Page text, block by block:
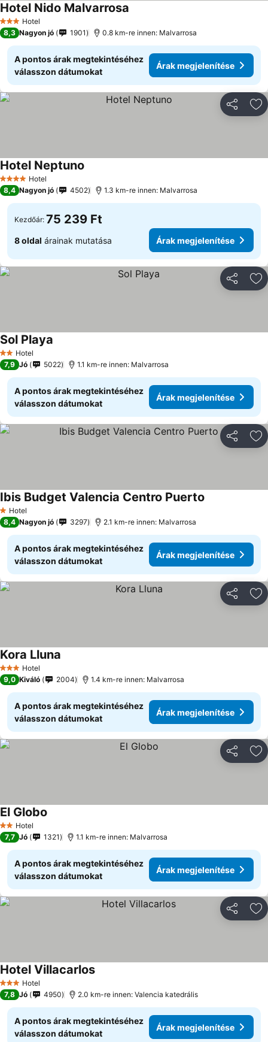
3 Kategória
Hotel
Hotel Nido Malvarrosa
8,3 Nagyon jó 1901 0.8 km-re innen: Malvarrosa
A pontos árak megtekintéséhez
válasszon dátumokat
Árak megjelenítése
4 KategóriaHotel
Hotel Neptuno
8,4 Nagyon jó 4502 1.3 km-re innen: Malvarrosa
Kezdőár: 75 239 Ft
8 oldal árainak mutatása Árak megjelenítése
2 Kategória
Hotel
Sol Playa
7,9 Jó 5022 1.1 km-re innen: Malvarrosa
A pontos árak megtekintéséhez
válasszon dátumokat
Árak megjelenítése
1 Kategória
Hotel
Ibis Budget Valencia Centro Puerto
8,4 Nagyon jó 3297 2.1 km-re innen: Malvarrosa
A pontos árak megtekintéséhez
válasszon dátumokat
Árak megjelenítése
3 Kategória
Hotel
Kora Lluna
9,0 Kiváló 2004 1.4 km-re innen: Malvarrosa
A pontos árak megtekintéséhez
válasszon dátumokat
Árak megjelenítése
2 Kategória
Hotel
El Globo
7,7 Jó 1321 1.1 km-re innen: Malvarrosa
A pontos árak megtekintéséhez
válasszon dátumokat
Árak megjelenítése
3 Kategória
Hotel
Hotel Villacarlos
7,8 Jó 4950 2.0 km-re innen: Valencia katedrális
A pontos árak megtekintéséhez
válasszon dátumokat
Árak megjelenítése